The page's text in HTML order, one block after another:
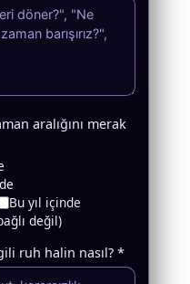
aralığını merak
Bu yıl içinde
değil)
ruh halin nasıl? *